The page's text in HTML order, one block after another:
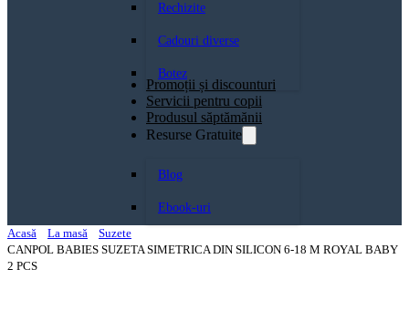
Rechizite
Cadouri diverse
Botez
Promoții și discounturi
Servicii pentru copii
Produsul săptămănii
Resurse Gratuite
Blog
Ebook-uri
Acasă
La masă
Suzete
CANPOL BABIES SUZETA SIMETRICA DIN SILICON 6-18 M ROYAL BABY
2 PCS